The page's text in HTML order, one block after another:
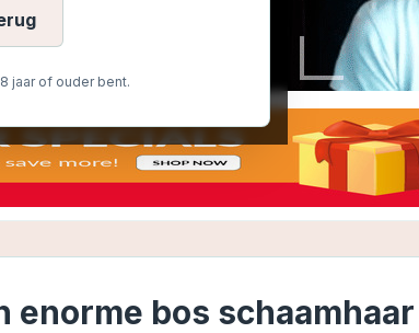
jaar of ouder bent.
enorme bos schaamhaar